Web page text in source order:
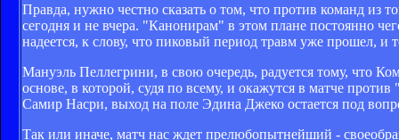
Правда, нужно честно сказать о том, что против команд из
сегодня и не вчера. "Канонирам" в этом плане постоянно
надеется, к слову, что пиковый период травм уже прошел, и
Мануэль Пеллегрини, в свою очередь, радуется тому, что
основе, в которой, судя по всему, и окажутся в матче
Самир Насри, выход на поле Эдина Джеко остается под
Так или иначе, матч нас ждет прелюбопытнейший -